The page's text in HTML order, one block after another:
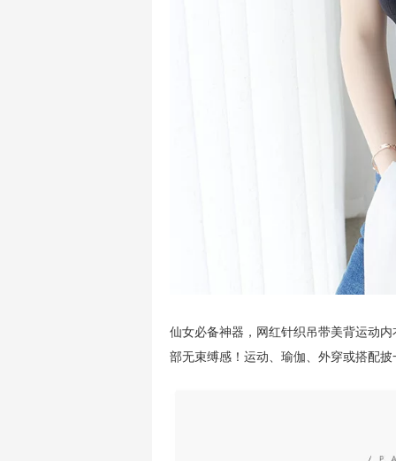
仙女必备神器，网红针织吊带美背运动
部无束缚感！运动、瑜伽、外穿或搭配